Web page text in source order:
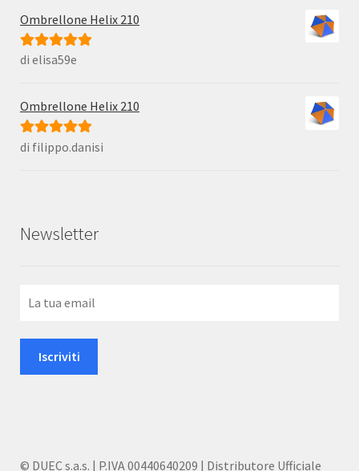
Ombrellone Helix 210
Valutato5su
di elisa59e
Ombrellone Helix 210
Valutato5 su
di filippo.danisi
Newsletter
© DUEC s.a.s. | P.IVA 00440640209 | Distributore Ufficiale